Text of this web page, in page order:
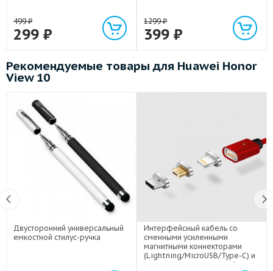
499₽
299 ₽
1299₽
399 ₽
Рекомендуемые товары для Huawei Honor
View 10
Двусторонний универсальный
емкостной стилус-ручка
Интерфейсный кабель со
сменными усиленными
магнитными коннекторами
(Lightning/MicroUSB/Type-C) и
световым индикатором 1м